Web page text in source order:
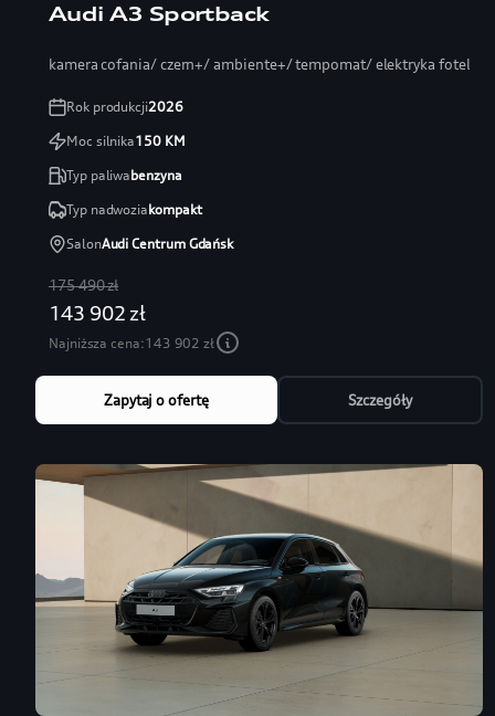
Audi A3 Sportback
kamera cofania/ czern+/ ambiente+/ tempomat/ elektryka fotel
Rok produkcji2026
Moc silnika150KM
Typ paliwabenzyna
Typ nadwoziakompakt
SalonAudi Centrum Gdańsk
175 490 zł
143 902 zł
Najniższa cena:143 902 zł
Zapytaj o ofertę Szczegóły